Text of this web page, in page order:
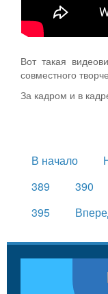
Вот такая
совместного
За кадром и в
В начало
389
390
395